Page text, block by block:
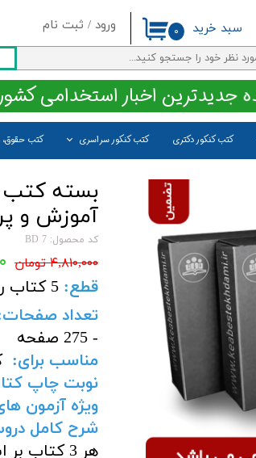
ورود / ثبت نام
حساب کاربری من
تغییر گذر واژه
سفارشات
خروج از حساب کاربری کتب کنکور دکتری کتب کنکور سراسری کتب حقوق،
۰ سبد خرید
جدیدترین اخبار استخدامی
بسته کتب
آموزش و پرورش 1405
کد محصول: BD 7
۴,۸۱۰,۰۰۰ تومان
قطع: 5 کتاب رحلی
تعداد
- 275 صفحه
مناسب برای:
نوبت چاپ
ویژه آزمون
شرح کامل